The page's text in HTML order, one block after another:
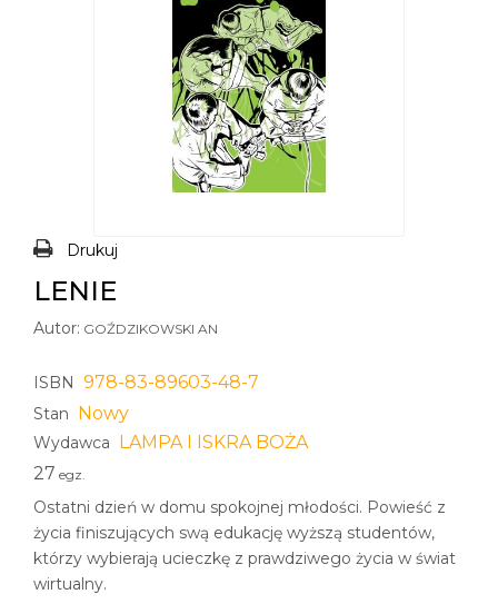
Drukuj
LENIE
Autor: GOŹDZIKOWSKI AN
ISBN 978-83-89603-48-7
Stan Nowy
Wydawca LAMPA I ISKRA BOŻA
27 egz.
Ostatni dzień w domu spokojnej młodości. Powieść z
życia finiszujących swą edukację wyższą studentów,
którzy wybierają ucieczkę z prawdziwego życia w świat
wirtualny.